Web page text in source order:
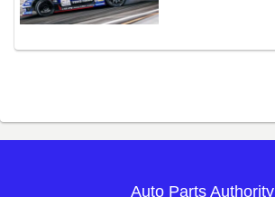
Auto Parts Authority